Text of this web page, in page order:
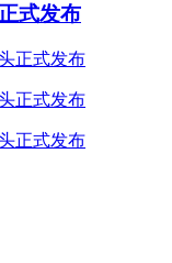
式发布